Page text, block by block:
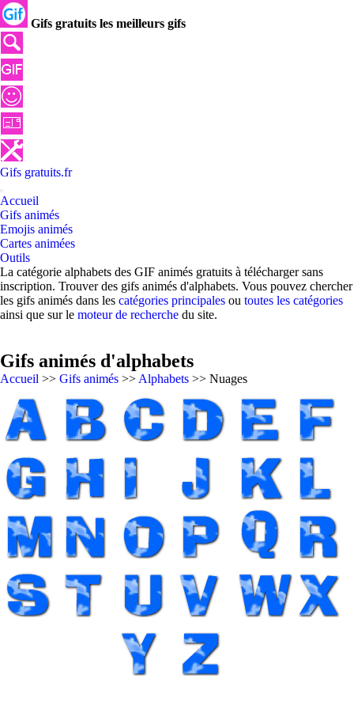
Gifs gratuits les meilleurs gifs
Gifs gratuits.fr
Accueil
Gifs animés
Emojis animés
Cartes animées
Outils
La catégorie alphabets des GIF animés gratuits à télécharger sans
inscription. Trouver des gifs animés d'alphabets. Vous pouvez chercher
les gifs animés dans les catégories principales ou toutes les catégories
ainsi que sur le moteur de recherche du site.
Gifs animés d'alphabets
Accueil >> Gifs animés >> Alphabets >> Nuages